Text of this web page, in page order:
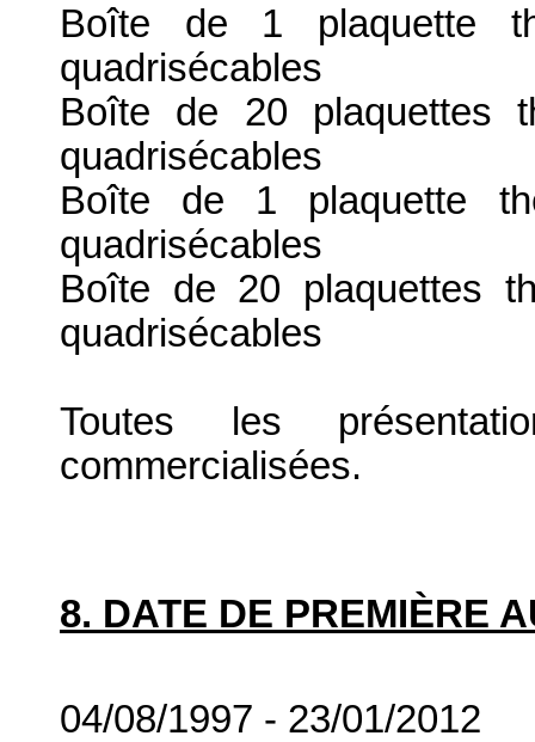
Boîte de 1 plaquette
quadrisécables
Boîte de 20 plaquettes
quadrisécables
Boîte de 1 plaquette
quadrisécables
Boîte de 20 plaquettes
quadrisécables
Toutes les
commercialisées.
8. DATE DE PREMIÈRE
04/08/1997 - 23/01/2012